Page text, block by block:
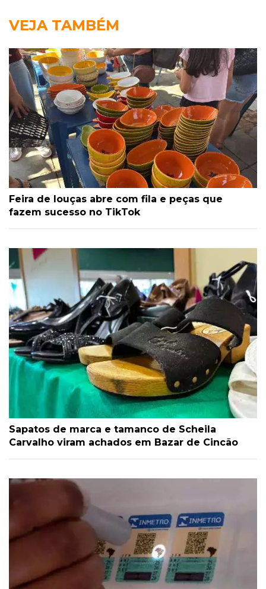
VEJA TAMBÉM
Feira de louças abre com fila e peças que
fazem sucesso no TikTok
Sapatos de marca e tamanco de Scheila
Carvalho viram achados em Bazar de Cincão